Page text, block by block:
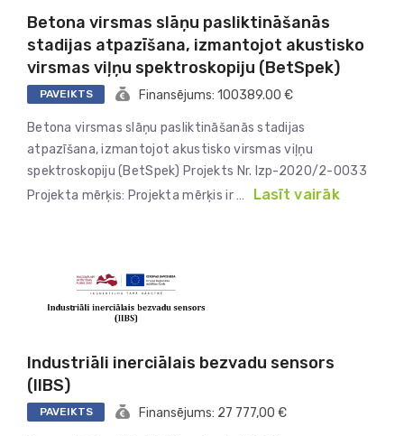
Betona virsmas slāņu pasliktināšanās
stadijas atpazīšana, izmantojot akustisko
virsmas viļņu spektroskopiju (BetSpek)
PAVEIKTS Finansējums: 100389.00 €
Betona virsmas slāņu pasliktināšanās stadijas
atpazīšana, izmantojot akustisko virsmas viļņu
spektroskopiju (BetSpek) Projekts Nr. lzp-2020/2-0033
Projekta mērķis: Projekta mērķis ir …
Lasīt vairāk
Industriāli inerciālais bezvadu sensors
(IIBS)
PAVEIKTS Finansējums: 27 777,00 €